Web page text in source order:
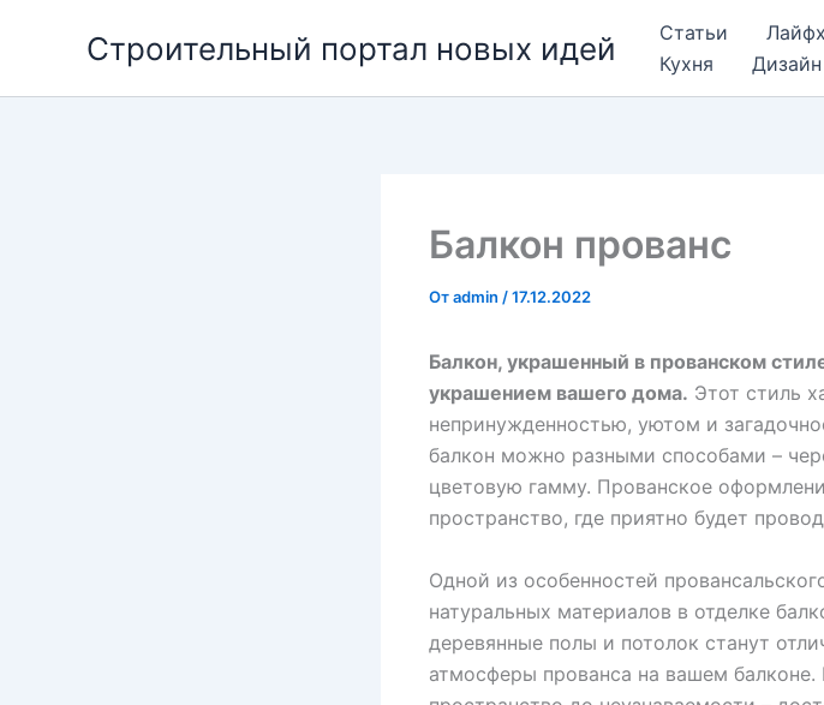
Строительный портал новых идей Статьи
Кухня
Дизайн
Балкон прованс
Отadmin /17.12.2022
Балкон, украшенный в прованском
украшением вашего дома. Этот стиль
непринужденностью, уютом и
балкон можно разными способами –
цветовую гамму. Прованское
пространство, где приятно будет
Одной из особенностей
натуральных материалов в отделке
деревянные полы и потолок станут
атмосферы прованса на вашем балконе.